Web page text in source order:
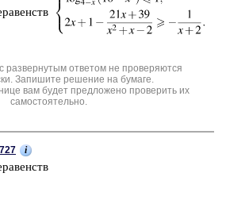
развернутым ответом не проверяются
Запишите решение на бумаге.
вам будет предложено проверить их
самостоятельно.
i